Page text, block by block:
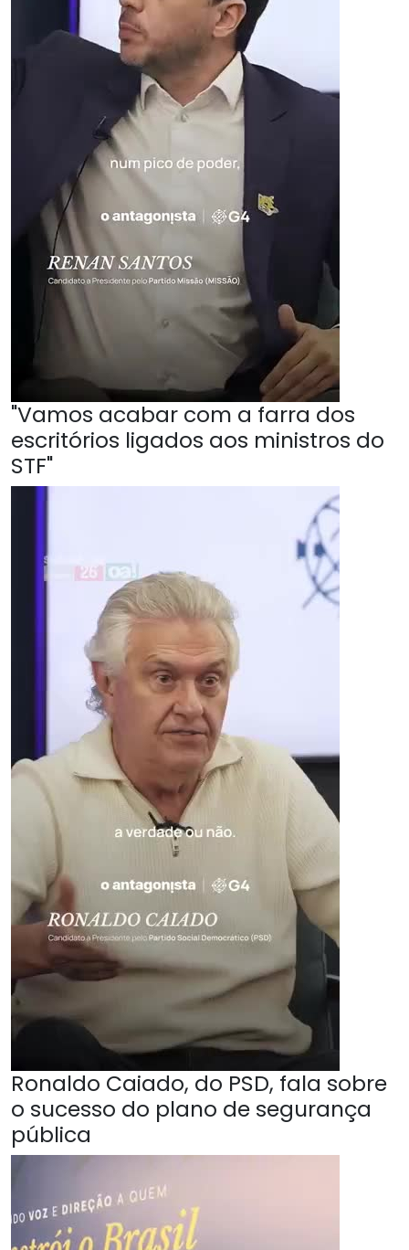
"Vamos acabar com a farra dos
escritórios ligados aos ministros do
STF"
Ronaldo Caiado, do PSD, fala sobre
o sucesso do plano de segurança
pública